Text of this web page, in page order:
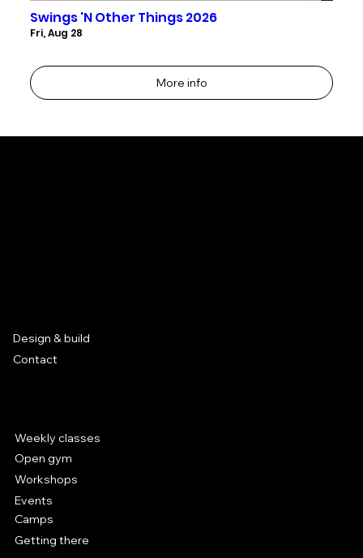
Swings 'N Other Things 2026
Fri, Aug 28
More info
Weekly classes
Open gym
Workshops
Events
Camps
Getting there
Design & build
Contact